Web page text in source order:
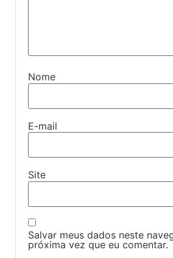
Nome
E-mail
Site
Salvar meus dados neste
próxima vez que eu comentar.